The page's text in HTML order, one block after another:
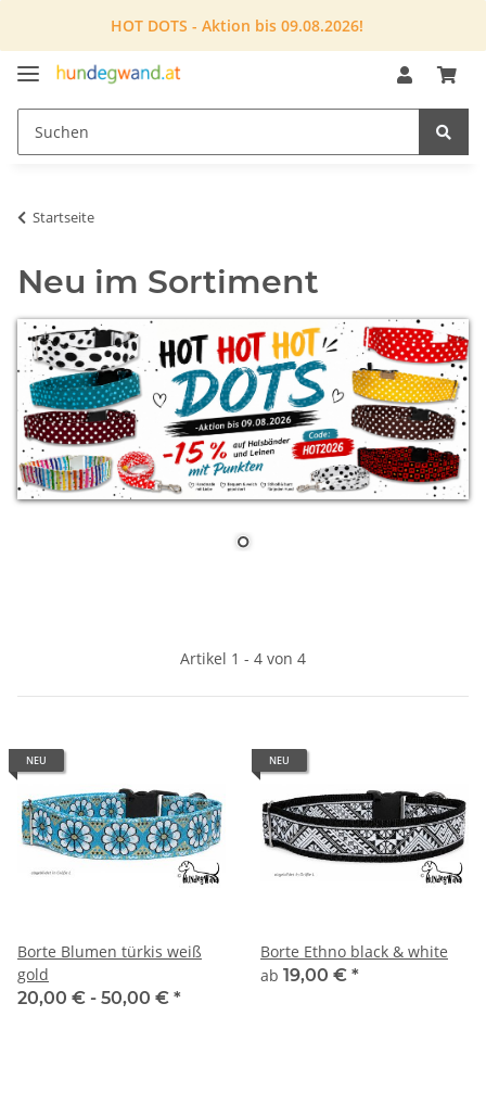
HOT DOTS - Aktion bis 09.08.2026!
Startseite
Neu im Sortiment
Artikel 1 - 4 von 4
NEU
Borte Blumen türkis weiß
gold
20,00 € - 50,00 € *
NEU
Borte Ethno black & white
ab 19,00 € *